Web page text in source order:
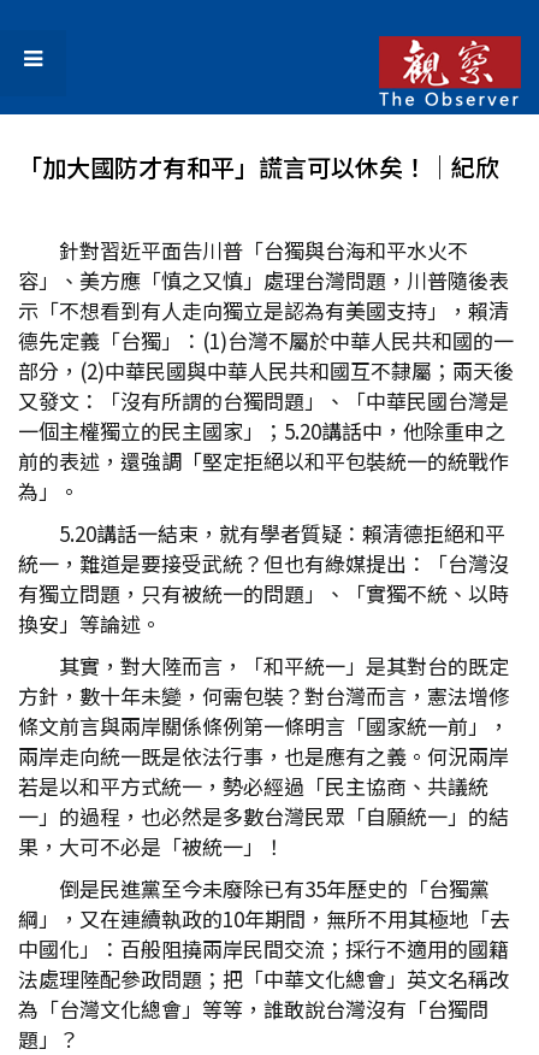
「加大國防才有和平」謊言可以休矣！│紀欣
針對習近平面告川普「台獨與台海和平水火不
容」、美方應「慎之又慎」處理台灣問題，川普隨後表
示「不想看到有人走向獨立是認為有美國支持」，賴清
德先定義「台獨」：(1)台灣不屬於中華人民共和國的一
部分，(2)中華民國與中華人民共和國互不隸屬；兩天後
又發文：「沒有所謂的台獨問題」、「中華民國台灣是
一個主權獨立的民主國家」；5.20講話中，他除重申之
前的表述，還強調「堅定拒絕以和平包裝統一的統戰作
為」。
5.20講話一結束，就有學者質疑：賴清德拒絕和平
統一，難道是要接受武統？但也有綠媒提出：「台灣沒
有獨立問題，只有被統一的問題」、「實獨不統、以時
換安」等論述。
其實，對大陸而言，「和平統一」是其對台的既定
方針，數十年未變，何需包裝？對台灣而言，憲法增修
條文前言與兩岸關係條例第一條明言「國家統一前」，
兩岸走向統一既是依法行事，也是應有之義。何況兩岸
若是以和平方式統一，勢必經過「民主協商、共議統
一」的過程，也必然是多數台灣民眾「自願統一」的結
果，大可不必是「被統一」！
倒是民進黨至今未廢除已有35年歷史的「台獨黨
綱」，又在連續執政的10年期間，無所不用其極地「去
中國化」：百般阻撓兩岸民間交流；採行不適用的國籍
法處理陸配參政問題；把「中華文化總會」英文名稱改
為「台灣文化總會」等等，誰敢說台灣沒有「台獨問
題」？